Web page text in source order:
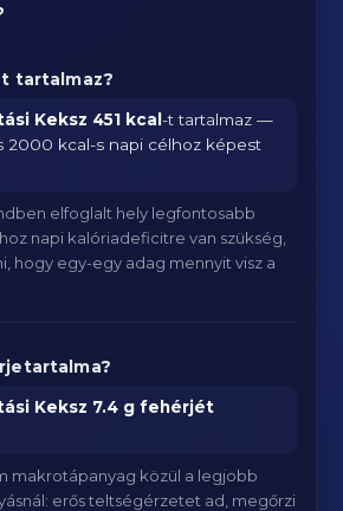
tartalmaz?
Keksz 451 kcal-t tartalmaz —
2000 kcal-s napi célhoz képest
elfoglalt hely legfontosabb
napi kalóriadeficitre van szükség,
hogy egy-egy adag mennyit visz a
Keksz 7.4 g fehérjét
makrotápanyag közül a legjobb
erős teltségérzetet ad, megőrzi